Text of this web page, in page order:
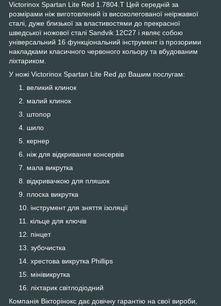
Victorinox Spartan Lite Red 1.7804.T Цей середній за
розмірами ніж виготовлений із високолегованої неіржавкої
сталі, дуже близької за властивостями до прекрасної
шведської ножової сталі Sandvik 12C27 і являє собою
універсальний 16 функціональний інструмент із прозорими
накладками класичного червоного кольору та вбудованим
ліхтариком.
У ножі Victorinox Spartan Lite Red до Вашим послугам:
великий клинок
малий клинок
штопор
шило
кернер
ніж для відкривання консервів
мала викрутка
відкривачкою для пляшок
плоска викрутка
інструмент для зняття ізоляції
кільце для ключів
пінцет
зубочистка
хрестова викрутка Phillips
мінівикрутка
ліхтарик світлодіодний
Компанія Вікторінокс дає довічну гарантію на свої вироби,